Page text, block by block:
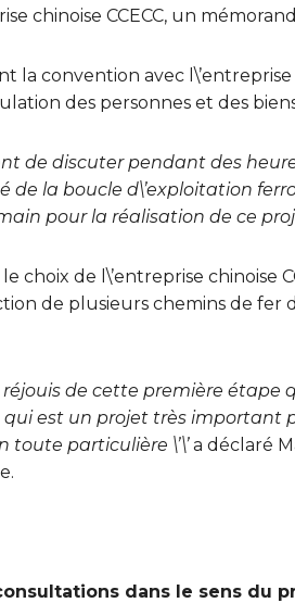
chinoise CCECC, un
la convention avec l\’entreprise
des personnes et des
de discuter pendant des
de la boucle d\’exploitation
pour la réalisation de ce
choix de l\’entreprise chinoise
de plusieurs chemins de fer
réjouis de cette première
est un projet très important
toute particulière \’\’a déclaré
dans le sens du